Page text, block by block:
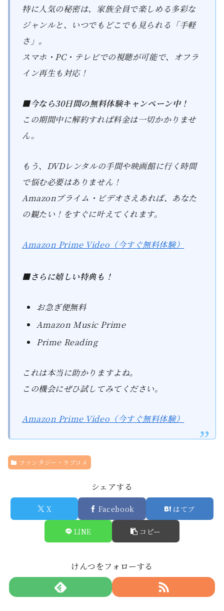
特に人気の秘密は、家族全員で楽しめる多彩な
ジャンルと、いつでもどこでも見られる「手軽
さ」。
スマホ・PC・テレビでの視聴が可能で、オフラ
イン再生も対応！
■今なら30日間の無料体験キャンペーン中！
この期間中に解約すれば料金は一切かかりませ
ん。
もう、DVDレンタルの手間や映画館に行く時間
で悩む必要はありません！
Amazonプライム・ビデオさえあれば、あなた
の観たい！をすぐに叶えてくれます。
Amazon Prime Video（今すぐ無料体験）
■さらに嬉しい特典も！
お急ぎ便無料
Amazon Music Prime
Prime Reading
これは本当に助かりますよね。
この機会にぜひ試してみてください。
Amazon Prime Video（今すぐ無料体験）
ファンタジー・ラブコメ
シェアする
X Facebook はてブ
LINE コピー
けんつをフォローする